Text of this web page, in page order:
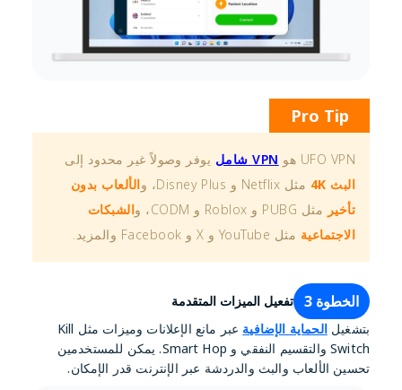
Pro Tip
UFO VPN هو VPN شامل
يوفر وصولاً غير محدود إلى
البث 4K
مثل Netflix و Disney Plus، و
الألعاب بدون
تأخير مثل PUBG و Roblox و CODM، و
الشبكات
الاجتماعية مثل YouTube و X و Facebook والمزيد.
الخطوة 3
تفعيل الميزات المتقدمة
بتشغيلالحماية الإضافية
عبر مانع الإعلانات وميزات مثل Kill
Switch والتقسيم النفقي و Smart Hop. يمكن للمستخدمين
تحسين الألعاب والبث والدردشة عبر الإنترنت قدر الإمكان.